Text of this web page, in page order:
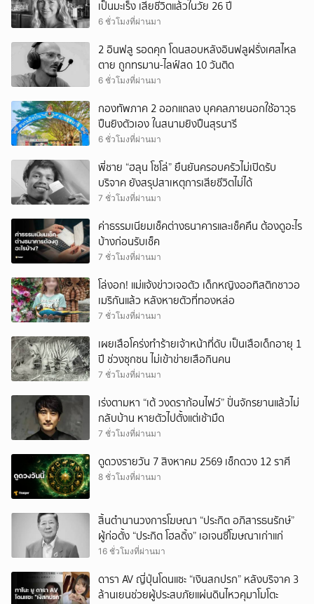
เป็นมะเร็ง เสียชีวิตแล้วในวัย 26 ปี
6 ชั่วโมงที่ผ่านมา
2 อินฟลู รอดคุก โดนสอบหลังอินฟลูฝรั่งเศสไหล
ตาย ถูกทรมาน-ไลฟ์สด 10 วันติด
6 ชั่วโมงที่ผ่านมา
กองทัพภาค 2 ออกแถลง บุคคลภายนอกใช้อาวุธ
ปืนยิงตัวเอง ในสนามยิงปืนสุรนารี
6 ชั่วโมงที่ผ่านมา
พี่ชาย “ฮลุน โซโล่” ยืนยันครอบครัวไม่เปิดรับ
บริจาค ยังสรุปสาเหตุการเสียชีวิตไม่ได้
7 ชั่วโมงที่ผ่านมา
ค่าธรรมเนียมเช็คต่างธนาคารและเช็คคืน ต้องดูอะไร
บ้างก่อนรับเช็ค
7 ชั่วโมงที่ผ่านมา
โล่งอก! แม่แจ้งข่าวเจอตัว เด็กหญิงออทิสติกชาวอ
เมริกันแล้ว หลังหายตัวที่ทองหล่อ
7 ชั่วโมงที่ผ่านมา
เผยเสือโคร่งทำร้ายเจ้าหน้าที่ดับ เป็นเสือเด็กอายุ 1
ปี ช่วงซุกซน ไม่เข้าข่ายเสือกินคน
7 ชั่วโมงที่ผ่านมา
เร่งตามหา “เต้ วงดราก้อนไฟว์” ปั่นจักรยานแล้วไม่
กลับบ้าน หายตัวไปตั้งแต่เช้ามืด
7 ชั่วโมงที่ผ่านมา
ดูดวงรายวัน 7 สิงหาคม 2569 เช็กดวง 12 ราศี
8 ชั่วโมงที่ผ่านมา
สิ้นตำนานวงการโฆษณา “ประกิต อภิสารธนรักษ์”
ผู้ก่อตั้ง “ประกิต โฮลดิ้ง” เอเจนซี่โฆษณาเก่าแก่
16 ชั่วโมงที่ผ่านมา
ดารา AV ญี่ปุ่นโดนแซะ “เงินสกปรก” หลังบริจาค 3
ล้านเยนช่วยผู้ประสบภัยแผ่นดินไหวคุมาโมโตะ